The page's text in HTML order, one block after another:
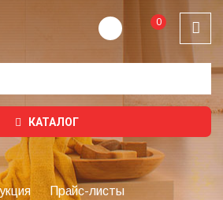
0
КАТАЛОГ
Прайс-листы